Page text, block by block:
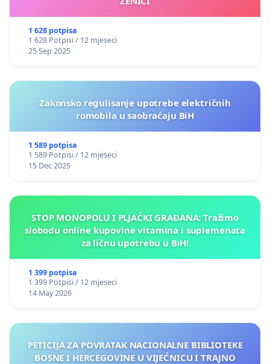
1 628 potpisa
1 628 Potpisi / 12 mjeseci
25 Sep 2025
Zakonsko regulisanje upotrebe električnih
romobila u saobraćaju BiH
1 589 potpisa
1 589 Potpisi / 12 mjeseci
15 Dec 2025
STOP MONOPOLU I PLJAČKI GRAĐANA: Tražimo
slobodu online kupovine vitamina i suplemenata
za ličnu upotrebu u BiH!
1 399 potpisa
1 399 Potpisi / 12 mjeseci
14 May 2026
PETICIJA ZA POVRATAK NACIONALNE BIBLIOTEKE
BOSNE I HERCEGOVINE U VIJEĆNICU I TRAJNO